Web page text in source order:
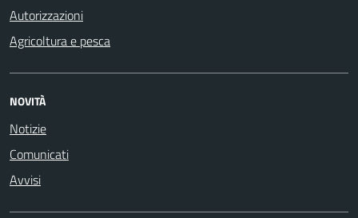
Autorizzazioni
Agricoltura e pesca
NOVITÀ
Notizie
Comunicati
Avvisi